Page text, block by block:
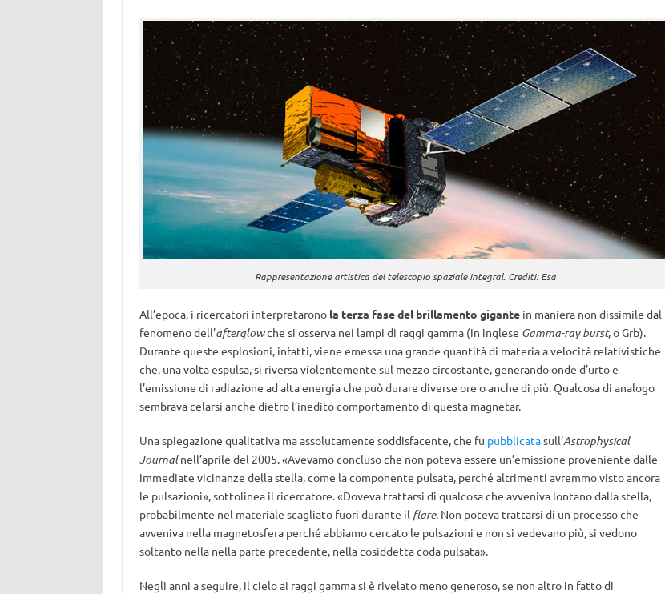
Rappresentazione artistica del telescopio spaziale Integral. Crediti: Esa
All’epoca, i ricercatori interpretarono la terza fase del brillamento gigantein maniera non dissimile dal
fenomeno dell’afterglowche si osserva nei lampi di raggi gamma (in inglese Gamma-ray burst, o Grb).
Durante queste esplosioni, infatti, viene emessa una grande quantità di materia a velocità relativistiche
che, una volta espulsa, si riversa violentemente sul mezzo circostante, generando onde d’urto e
l’emissione di radiazione ad alta energia che può durare diverse ore o anche di più. Qualcosa di analogo
sembrava celarsi anche dietro l’inedito comportamento di questa magnetar.
Una spiegazione qualitativa ma assolutamente soddisfacente, che fu pubblicatasull’Astrophysical
Journalnell’aprile del 2005. «Avevamo concluso che non poteva essere un’emissione proveniente dalle
immediate vicinanze della stella, come la componente pulsata, perché altrimenti avremmo visto ancora
le pulsazioni», sottolinea il ricercatore. «Doveva trattarsi di qualcosa che avveniva lontano dalla stella,
probabilmente nel materiale scagliato fuori durante il flare. Non poteva trattarsi di un processo che
avveniva nella magnetosfera perché abbiamo cercato le pulsazioni e non si vedevano più, si vedono
soltanto nella nella parte precedente, nella cosiddetta coda pulsata».
Negli anni a seguire, il cielo ai raggi gamma si è rivelato meno generoso, se non altro in fatto di